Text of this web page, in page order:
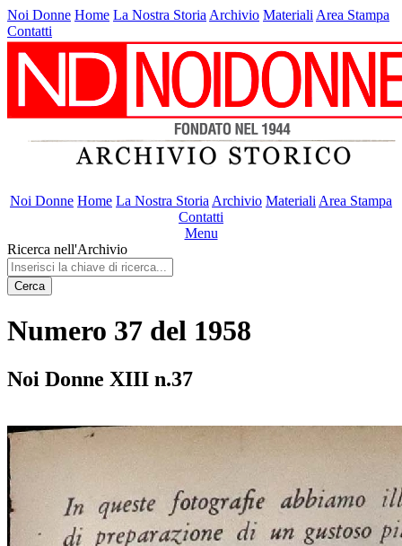
Noi Donne Home La Nostra Storia Archivio Materiali Area Stampa
Contatti
Noi Donne Home La Nostra Storia Archivio Materiali Area Stampa
Contatti
Menu
Ricerca nell'Archivio
Cerca
Numero 37 del 1958
Noi Donne XIII n.37